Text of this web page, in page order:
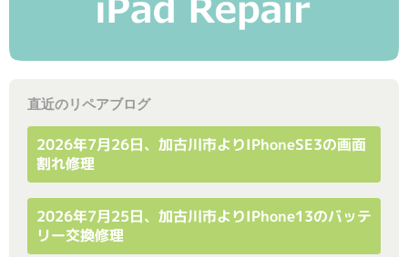
直近のリペアブログ
2026年7月26日、加古川市よりiPhoneSE3の画面
割れ修理
2026年7月25日、加古川市よりiPhone13のバッテ
リー交換修理